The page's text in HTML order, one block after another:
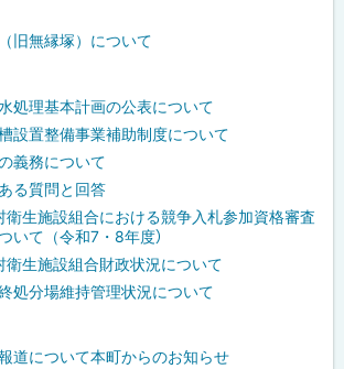
旧無縁塚）について
処理基本計画の公表について
設置整備事業補助制度について
義務について
る質問と回答
衛生施設組合における競争入札参加資格審査
いて（令和7・8年度）
衛生施設組合財政状況について
処分場維持管理状況について
道について本町からのお知らせ